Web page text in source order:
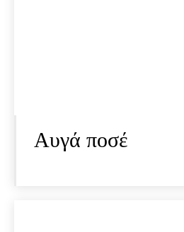
Αυγά ποσέ